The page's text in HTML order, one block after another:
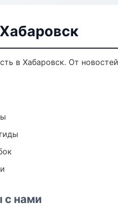
в Хабаровск. От
с нами